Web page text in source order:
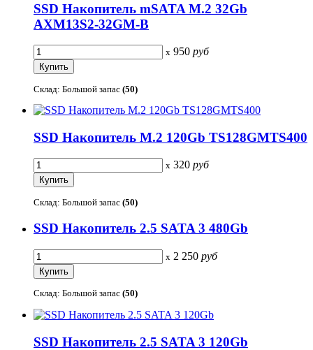
SSD Накопитель mSATA M.2 32Gb
AXM13S2-32GM-B
x 950 руб
Склад: Большой запас (50)
SSD Накопитель M.2 120Gb TS128GMTS400
x 320 руб
Склад: Большой запас (50)
SSD Накопитель 2.5 SATA 3 480Gb
x 2 250 руб
Склад: Большой запас (50)
SSD Накопитель 2.5 SATA 3 120Gb